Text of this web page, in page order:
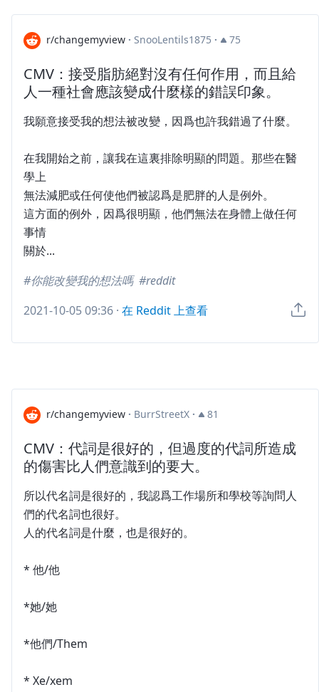
r/changemyview · SnooLentils1875 · 75
CMV：接受脂肪絕對沒有任何作用，而且給
人一種社會應該變成什麼樣的錯誤印象。
我願意接受我的想法被改變，因爲也許我錯過了什麼。
在我開始之前，讓我在這裏排除明顯的問題。那些在醫
學上
無法減肥或任何使他們被認爲是肥胖的人是例外。
這方面的例外，因爲很明顯，他們無法在身體上做任何
事情
關於...
你能改變我的想法嗎
reddit
2021-10-05 09:36 · 在 Reddit 上查看
r/changemyview · BurrStreetX · 81
CMV：代詞是很好的，但過度的代詞所造成
的傷害比人們意識到的要大。
所以代名詞是很好的，我認爲工作場所和學校等詢問人
們的代名詞也很好。
人的代名詞是什麼，也是很好的。
* 他/他
*她/她
*他們/Them
* Xe/xem